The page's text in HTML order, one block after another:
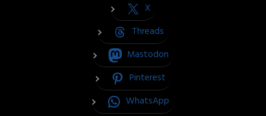
X
Threads
Mastodon
Pinterest
WhatsApp